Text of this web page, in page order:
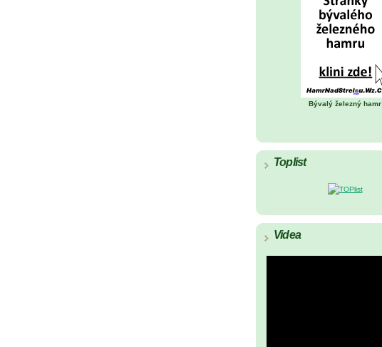
Bývalý železný hamr
Toplist
Videa